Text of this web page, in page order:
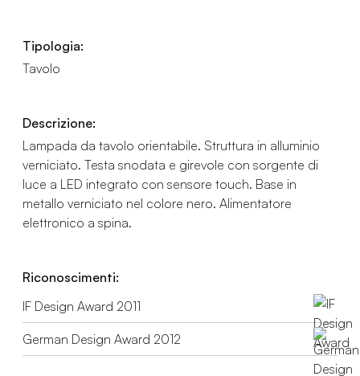
Tipologia:
Tavolo
Descrizione:
Lampada da tavolo orientabile. Struttura in alluminio
verniciato. Testa snodata e girevole con sorgente di
luce a LED integrato con sensore touch. Base in
metallo verniciato nel colore nero. Alimentatore
elettronico a spina.
Riconoscimenti:
IF Design Award 2011
German Design Award 2012